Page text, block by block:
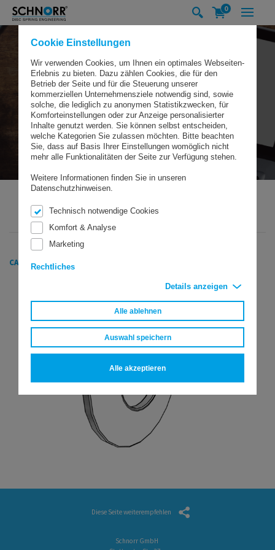
Cookie Einstellungen
Wir verwenden Cookies, um Ihnen ein optimales Webseiten-
Erlebnis zu bieten. Dazu zählen Cookies, die für den
Betrieb der Seite und für die Steuerung unserer
kommerziellen Unternehmensziele notwendig sind, sowie
solche, die lediglich zu anonymen Statistikzwecken, für
Komforteinstellungen oder zur Anzeige personalisierter
Inhalte genutzt werden. Sie können selbst entscheiden,
welche Kategorien Sie zulassen möchten. Bitte beachten
Sie, dass auf Basis Ihrer Einstellungen womöglich nicht
mehr alle Funktionalitäten der Seite zur Verfügung stehen.
Weitere Informationen finden Sie in unseren
Datenschutzhinweisen.
Technisch notwendige Cookies
Komfort & Analyse
Marketing
Rechtliches
Details anzeigen
Alle ablehnen
Auswahl speichern
Alle akzeptieren
0
DOWNLOADS
CAD-Zeichnungen
Diese Seite weiterempfehlen
Schnorr GmbH